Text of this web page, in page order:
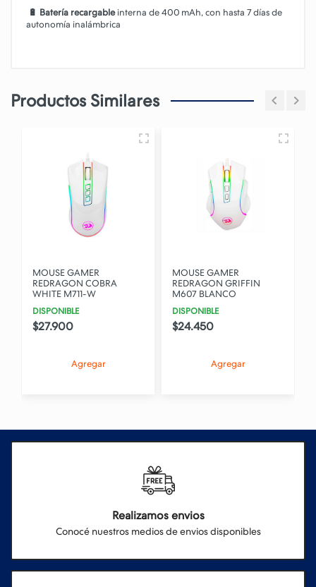
🔋 Batería recargableinterna de 400 mAh, con hasta 7 días de
autonomía inalámbrica
Productos Similares
MOUSE GAMER
REDRAGON COBRA
WHITE M711-W
DISPONIBLE
$27.900
Agregar
MOUSE GAMER
REDRAGON GRIFFIN
M607 BLANCO
DISPONIBLE
$24.450
Agregar
Realizamos envios
Conocé nuestros medios de envios disponibles